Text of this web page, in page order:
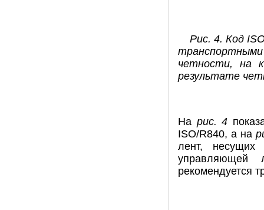
Рис. 4. Код
четности, на
результате
На рис. 4
ISO/R840, a на
лент, несущих
управляющей
рекомендуется